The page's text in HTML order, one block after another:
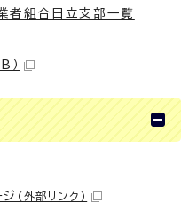
者組合日立支部一覧
）
（外部リンク）